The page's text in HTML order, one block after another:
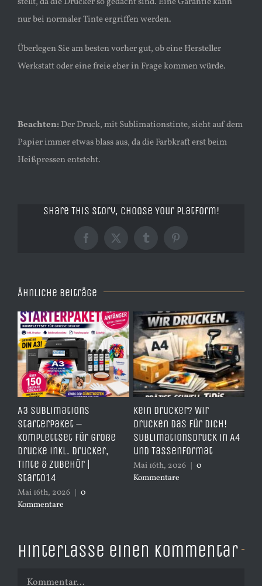
nur bei normaler Tinte ergriffen werden.
Überlegen Sie am besten vorher gut, ob eine Hersteller
Werkstatt oder eine freie eher in Frage kommen würde.
Beachten:Der Druck, mit Sublimationstinte, sieht auf dem
Papier immer etwas blass aus, da die Farbkraft erst beim
Heißpressen entsteht.
Share This Story, Choose Your Platform!
Facebook
X TumblrPinterest
Ähnliche Beiträge
A3 Sublimations
Starterpaket –
Komplettset für große
Drucke inkl. Drucker,
Tinte & Zubehör |
Start014
Mai 16th, 2026 | 0
Kommentare
Kein Drucker? Wir
drucken das für dich!
Sublimationsdruck in A4
und Tassenformat
Mai 16th, 2026 | 0
Kommentare
Hinterlasse einen Kommentar
Kommentar